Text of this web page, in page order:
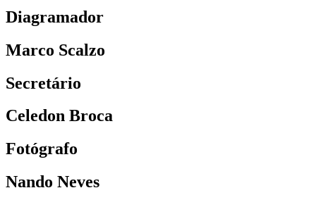
Diagramador
Marco Scalzo
Secretário
Celedon Broca
Fotógrafo
Nando Neves